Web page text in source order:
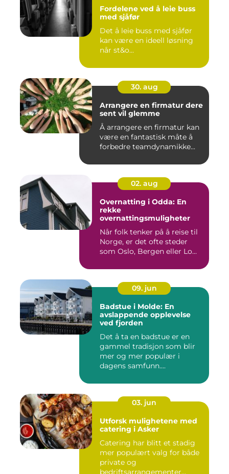
Fordelene ved å leie buss
med sjåfør
Det å leie buss med sjåfør
kan være en ideell løsning
når st&o...
30. aug
Arrangere en firmatur dere
sent vil glemme
Å arrangere en firmatur kan
være en fantastisk måte å
forbedre teamdynamikke...
02. aug
Overnatting i Odda: En
rekke
overnattingsmuligheter
Når folk tenker på å reise til
Norge, er det ofte steder
som Oslo, Bergen eller Lo...
09. jun
Badstue i Molde: En
avslappende opplevelse
ved fjorden
Det å ta en badstue er en
gammel tradisjon som blir
mer og mer populær i
dagens samfunn....
03. jun
Utforsk mulighetene med
catering i Asker
Catering har blitt et stadig
mer populært valg for både
private og
bedriftsarrangementer...